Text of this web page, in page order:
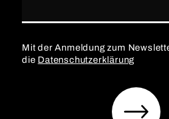
Mit der Anmeldung zum
die Datenschutzerklärung